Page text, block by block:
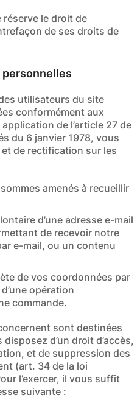
réserve le droit de
de ses droits de
utilisateurs du site
conformément aux
de l’article 27 de
du 6 janvier 1978, vous
et de rectification sur les
amenés à recueillir
d’une adresse e-mail
de recevoir notre
e-mail, ou un contenu
de vos coordonnées par
opération
commande.
sont destinées
d’un droit d’accès,
et de suppression des
(art. 34 de la loi
l’exercer, il vous suffit
suivante :